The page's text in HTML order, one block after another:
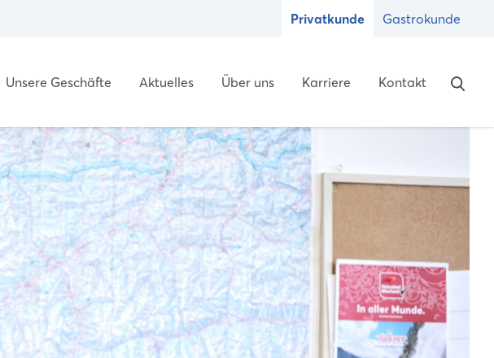
Privatkunde Gastrokunde
Unsere Geschäfte Aktuelles Über uns Karriere Kontakt